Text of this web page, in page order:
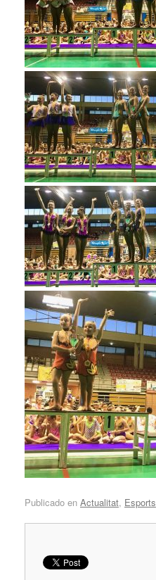
Publicado en Actualitat, Esports